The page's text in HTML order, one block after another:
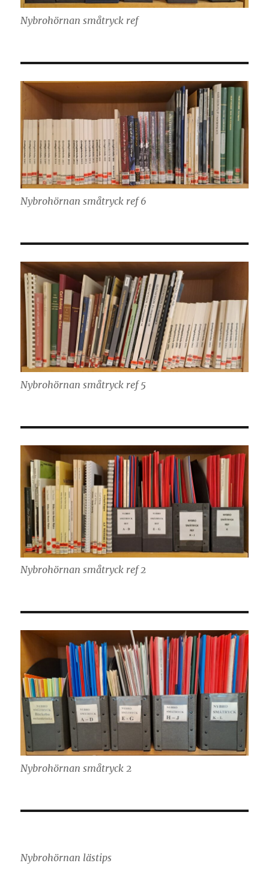
Nybrohörnan småtryck ref
Nybrohörnan småtryck ref 6
Nybrohörnan småtryck ref 5
Nybrohörnan småtryck ref 2
Nybrohörnan småtryck 2
Nybrohörnan lästips